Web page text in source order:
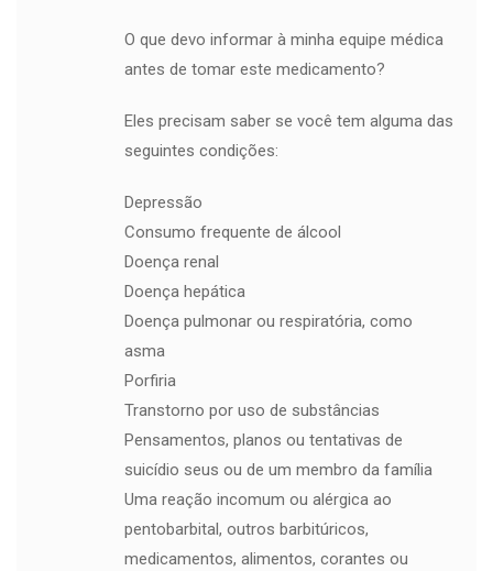
O que devo informar à minha equipe médica
antes de tomar este medicamento?
Eles precisam saber se você tem alguma das
seguintes condições:
Depressão
Consumo frequente de álcool
Doença renal
Doença hepática
Doença pulmonar ou respiratória, como
asma
Porfiria
Transtorno por uso de substâncias
Pensamentos, planos ou tentativas de
suicídio seus ou de um membro da família
Uma reação incomum ou alérgica ao
pentobarbital, outros barbitúricos,
medicamentos, alimentos, corantes ou